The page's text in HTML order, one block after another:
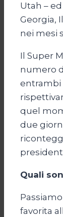
Utah –
Georgia,
nei mesi
Il Super
numero
entrambi
quel
due
Quali
favorita